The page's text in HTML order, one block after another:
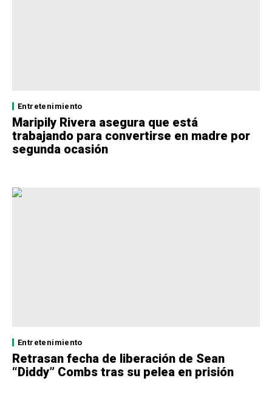
Entretenimiento
Maripily Rivera asegura que está
trabajando para convertirse en madre por
segunda ocasión
Entretenimiento
Retrasan fecha de liberación de Sean
“Diddy” Combs tras su pelea en prisión